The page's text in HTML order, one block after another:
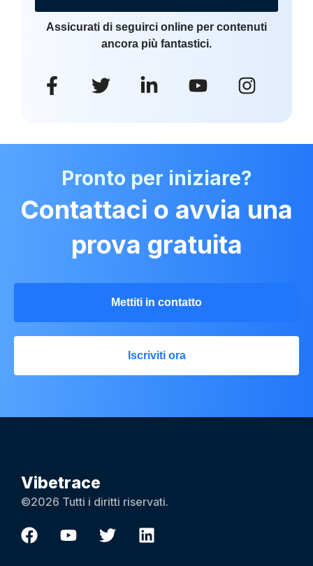
Assicurati di seguirci online per contenuti
ancora più fantastici.
Pronto per iniziare?
Contattaci o avvia una
prova gratuita
Mettiti in contatto
Iscriviti ora
Vibetrace
©2026 Tutti i diritti riservati.